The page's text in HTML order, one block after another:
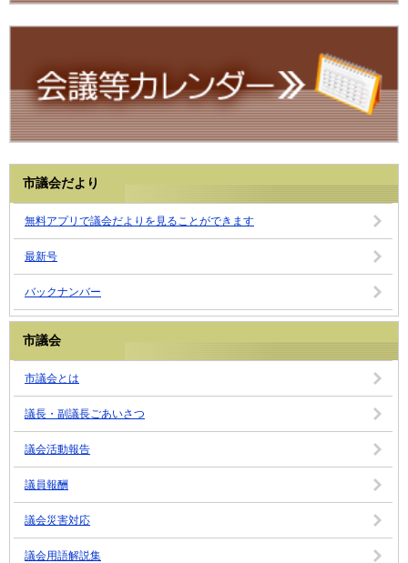
市議会だより
無料アプリで議会だよりを見ることができます
最新号
バックナンバー
市議会
市議会とは
議長・副議長ごあいさつ
議会活動報告
議員報酬
議会災害対応
議会用語解説集